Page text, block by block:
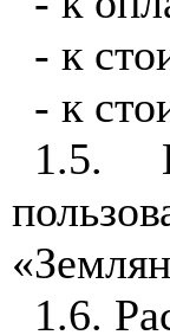
- к
- к
1.5.
1.6.